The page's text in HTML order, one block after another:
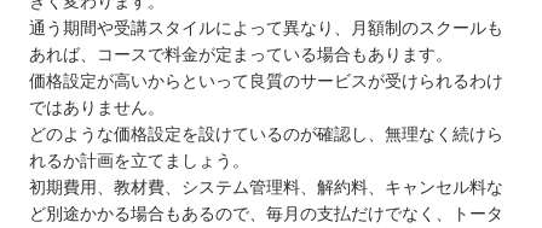
通う期間や受講スタイルによって異なり、月額制のスクールも
あれば、コースで料金が定まっている場合もあります。
価格設定が高いからといって良質のサービスが受けられるわけ
ではありません。
どのような価格設定を設けているのが確認し、無理なく続けら
れるか計画を立てましょう。
初期費用、教材費、システム管理料、解約料、キャンセル料な
ど別途かかる場合もあるので、毎月の支払だけでなく、トータ